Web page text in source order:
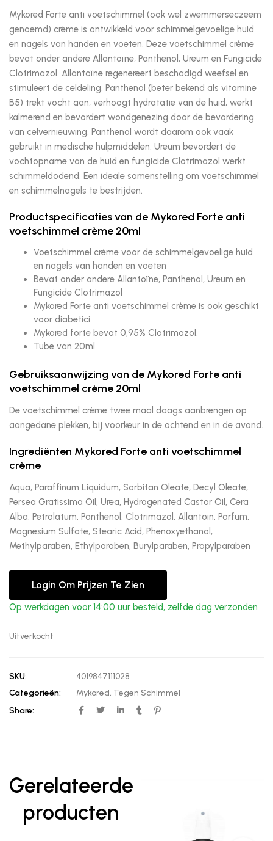
Mykored Forte anti voetschimmel (ook wel zwemmerseczeem
genoemd) crème is ontwikkeld voor schimmelgevoelige huid
en nagels van handen en voeten. Deze voetschimmel crème
bevat onder andere Allantoïne, Panthenol, Ureum en Fungicide
Clotrimazol. Allantoïne regenereert beschadigd weefsel en
stimuleert de celdeling. Panthenol (beter bekend als vitamine
B5) trekt vocht aan, verhoogt hydratatie van de huid, werkt
kalmerend en bevordert wondgenezing door de bevordering
van celvernieuwing. Panthenol wordt daarom ook vaak
gebruikt in medische hulpmiddelen. Ureum bevordert de
vochtopname van de huid en fungicide Clotrimazol werkt
schimmeldodend. Een ideale samenstelling om voetschimmel
en schimmelnagels te bestrijden.
Productspecificaties van de Mykored Forte anti
voetschimmel crème 20ml
Voetschimmel créme voor de schimmelgevoelige huid
en nagels van handen en voeten
Bevat onder andere Allantoïne, Panthenol, Ureum en
Fungicide Clotrimazol
Mykored Forte anti voetschimmel crème is ook geschikt
voor diabetici
Mykored forte bevat 0,95% Clotrimazol.
Tube van 20ml
Gebruiksaanwijzing van de Mykored Forte anti
voetschimmel crème 20ml
De voetschimmel crème twee maal daags aanbrengen op
aangedane plekken, bij voorkeur in de ochtend en in de avond.
Ingrediënten Mykored Forte anti voetschimmel
crème
Aqua, Paraffinum Liquidum, Sorbitan Oleate, Decyl Oleate,
Persea Gratissima Oil, Urea, Hydrogenated Castor Oil, Cera
Alba, Petrolatum, Panthenol, Clotrimazol, Allantoin, Parfum,
Magnesium Sulfate, Stearic Acid, Phenoxyethanol,
Methylparaben, Ethylparaben, Burylparaben, Propylparaben
Login Om Prijzen Te Zien
Op werkdagen voor 14:00 uur besteld, zelfde dag verzonden
Uitverkocht
SKU:
4019847111028
Categorieën:
Mykored, Tegen Schimmel
Share:
Gerelateerde
producten